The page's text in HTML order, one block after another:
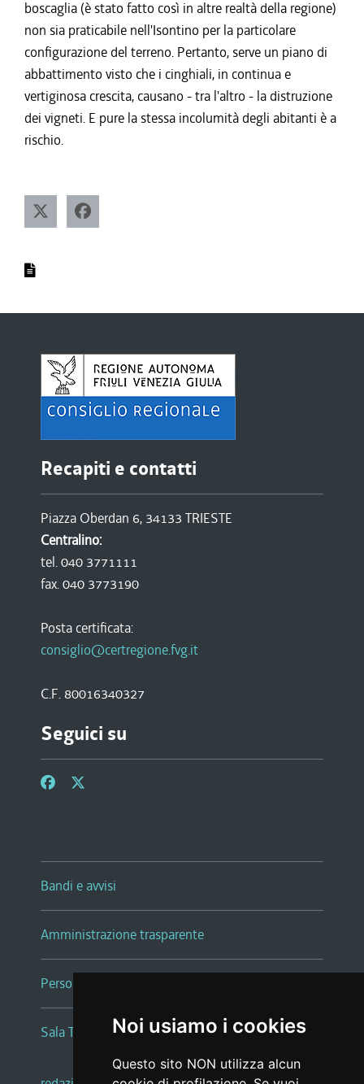
Noi usiamo i cookies
Questo sito NON utilizza alcun
boscaglia (è stato fatto così in altre realtà della regione)
non sia praticabile nell'Isontino per la particolare
configurazione del terreno. Pertanto, serve un piano di
abbattimento visto che i cinghiali, in continua e
vertiginosa crescita, causano - tra l'altro - la distruzione
dei vigneti. E pure la stessa incolumità degli abitanti è a
rischio.
Recapiti e contatti
Piazza Oberdan 6, 34133 TRIESTE
Centralino:
tel. 040 3771111
fax. 040 3773190
Posta certificata:
consiglio@certregione.fvg.it
C.F. 80016340327
Seguici su
Bandi e avvisi
Amministrazione trasparente
Persone e Uffici
Sala Tiziano Tessitori